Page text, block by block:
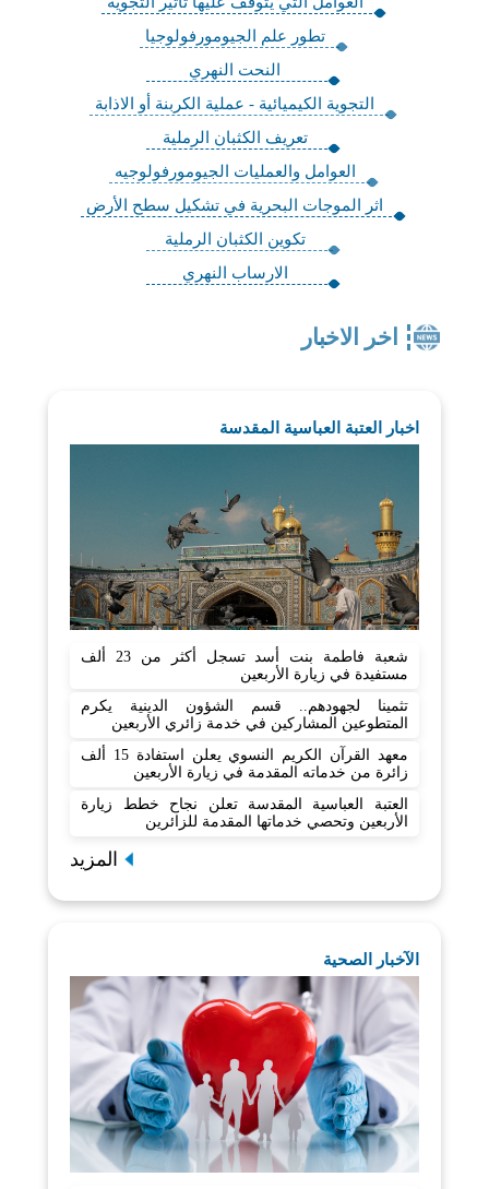
تطور علم الجيومورفولوجيا
النحت النهري
التجوية الكيميائية - عملية الكربنة أو الاذابة
تعريف الكثبان الرملية
العوامل والعمليات الجيومورفولوجيه
اثر الموجات البحرية في تشكيل سطح الأرض
تكوين الكثبان الرملية
الارساب النهري
اخر الاخبار
اخبار العتبة العباسية المقدسة
شعبة فاطمة بنت أسد تسجل أكثر من 23 ألف
مستفيدة في زيارة الأربعين
تثمينا لجهودهم.. قسم الشؤون الدينية يكرم
المتطوعين المشاركين في خدمة زائري الأربعين
معهد القرآن الكريم النسوي يعلن استفادة 15 ألف
زائرة من خدماته المقدمة في زيارة الأربعين
العتبة العباسية المقدسة تعلن نجاح خطط زيارة
الأربعين وتحصي خدماتها المقدمة للزائرين
المزيد
الآخبار الصحية